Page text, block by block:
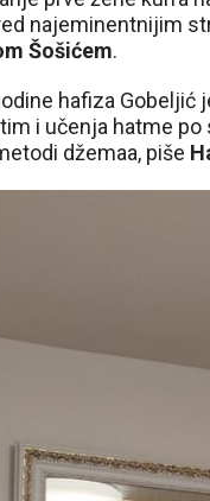
najeminentnijim
Šošićem.
hafiza Gobeljić
i učenja hatme
džemaa, piše